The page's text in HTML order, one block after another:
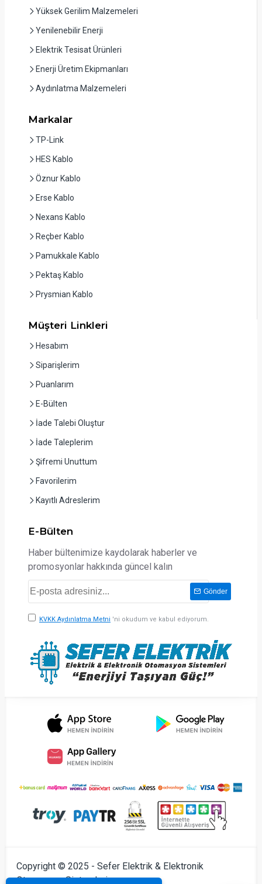
Yüksek Gerilim Malzemeleri
Yenilenebilir Enerji
Elektrik Tesisat Ürünleri
Enerji Üretim Ekipmanları
Aydınlatma Malzemeleri
Markalar
TP-Link
HES Kablo
Öznur Kablo
Erse Kablo
Nexans Kablo
Reçber Kablo
Pamukkale Kablo
Pektaş Kablo
Prysmian Kablo
Müşteri Linkleri
Hesabım
Siparişlerim
Puanlarım
E-Bülten
İade Talebi Oluştur
İade Taleplerim
Şifremi Unuttum
Favorilerim
Kayıtlı Adreslerim
E-Bülten
Haber bültenimize kaydolarak haberler ve
promosyonlar hakkında güncel kalın
Gönder
KVKK Aydınlatma Metni 'ni okudum ve kabul ediyorum.
Copyright © 2025 - Sefer Elektrik & Elektronik
Otomasyon Sistemleri